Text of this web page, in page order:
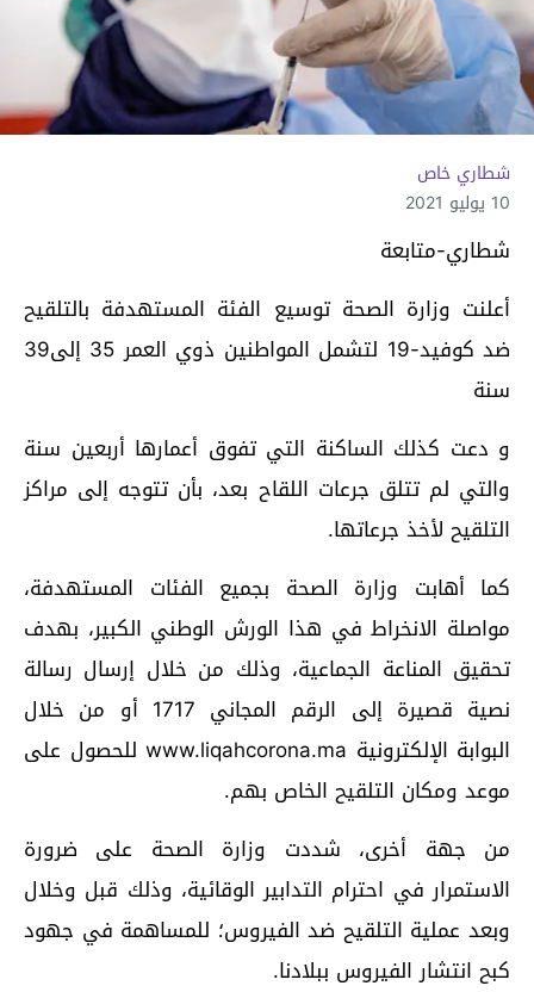
شطاري خاص
10 يوليو 2021
شطاري-متابعة
أعلنت وزارة الصحة توسيع الفئة المستهدفة بالتلقيح
ضد كوفيد-19 لتشمل المواطنين ذوي العمر 35 إلى39
سنة
و دعت كذلك الساكنة التي تفوق أعمارها أربعين سنة
والتي لم تتلق جرعات اللقاح بعد، بأن تتوجه إلى مراكز
التلقيح لأخذ جرعاتها.
كما أهابت وزارة الصحة بجميع الفئات المستهدفة،
مواصلة الانخراط في هذا الورش الوطني الكبير، بهدف
تحقيق المناعة الجماعية، وذلك من خلال إرسال رسالة
نصية قصيرة إلى الرقم المجاني 1717 أو من خلال
البوابة الإلكترونية www.liqahcorona.ma للحصول على
موعد ومكان التلقيح الخاص بهم.
من جهة أخرى، شددت وزارة الصحة على ضرورة
الاستمرار في احترام التدابير الوقائية، وذلك قبل وخلال
وبعد عملية التلقيح ضد الفيروس؛ للمساهمة في جهود
كبح انتشار الفيروس ببلادنا.